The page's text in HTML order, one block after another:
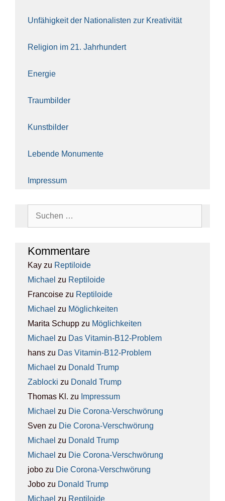
Unfä­hig­keit der Natio­na­lis­ten zur Krea­ti­vi­tät
Reli­gi­on im 21. Jahr­hun­dert
Ener­gie
Traum­bil­der
Kunst­bil­der
Leben­de Monu­men­te
Impres­sum
Kom­men­ta­re
Kay zu Rep­ti­lo­ide
Michael zu Rep­ti­lo­ide
Francoise zu Rep­ti­lo­ide
Michael zu Mög­lich­kei­ten
Marita Schupp zu Mög­lich­kei­ten
Michael zu Das Vit­amin-B12-Pro­blem
hans zu Das Vit­amin-B12-Pro­blem
Michael zu Donald Trump
Zablocki zu Donald Trump
Thomas Kl. zu Impres­sum
Michael zu Die Coro­na-Ver­schwö­rung
Sven zu Die Coro­na-Ver­schwö­rung
Michael zu Donald Trump
Michael zu Die Coro­na-Ver­schwö­rung
jobo zu Die Coro­na-Ver­schwö­rung
Jobo zu Donald Trump
Michael zu Rep­ti­lo­ide